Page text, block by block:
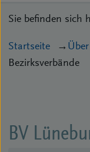
Sie befinden sich
Startseite
Bezirksverbände
BV